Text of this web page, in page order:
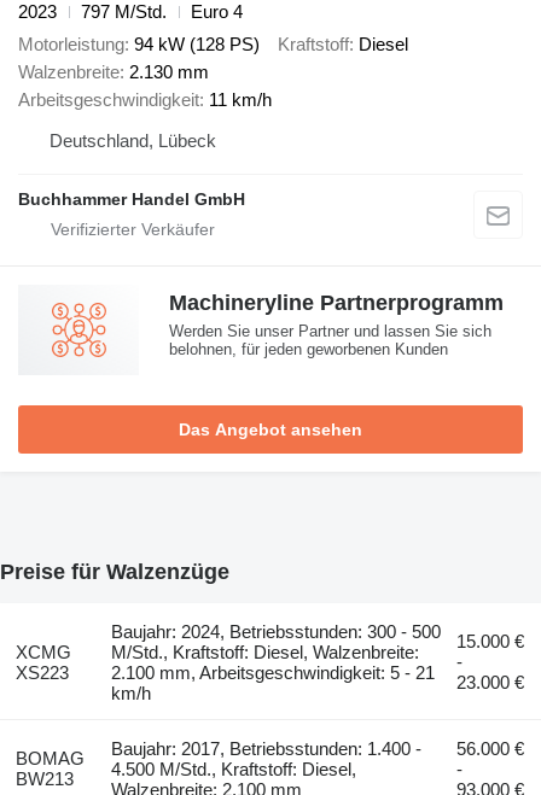
2023
797 M/Std.
Euro 4
Motorleistung 94 kW (128 PS) Kraftstoff Diesel
Walzenbreite 2.130 mm
Arbeitsgeschwindigkeit 11 km/h
Deutschland, Lübeck
Buchhammer Handel GmbH
Machineryline Partnerprogramm
Werden Sie unser Partner und lassen Sie sich
belohnen, für jeden geworbenen Kunden
Das Angebot ansehen
Preise für Walzenzüge
XCMG
XS223
Baujahr: 2024, Betriebsstunden: 300 - 500
M/Std., Kraftstoff: Diesel, Walzenbreite:
2.100 mm, Arbeitsgeschwindigkeit: 5 - 21
km/h
15.000 €
-
23.000 €
BOMAG
BW213
Baujahr: 2017, Betriebsstunden: 1.400 -
4.500 M/Std., Kraftstoff: Diesel,
Walzenbreite: 2.100 mm
56.000 €
-
93.000 €